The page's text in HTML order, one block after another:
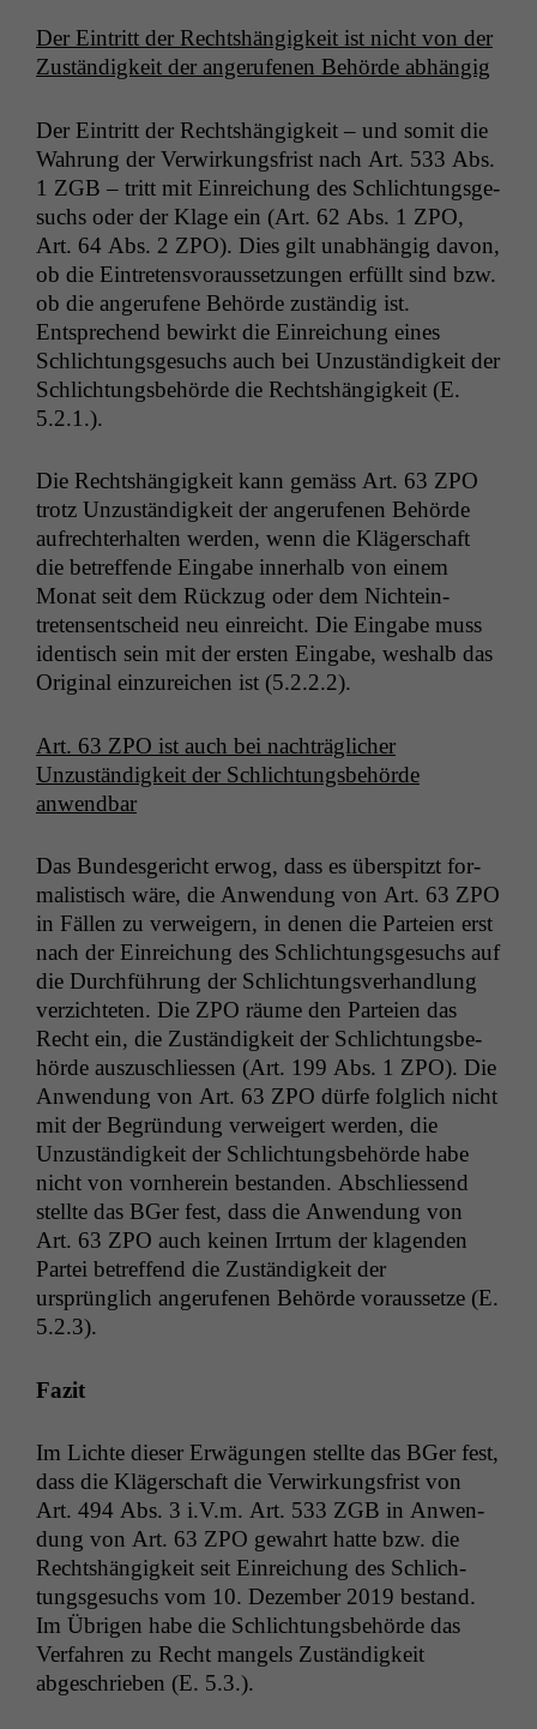
Der Ein­tritt der Recht­shängigkeit ist nicht von der
Zuständigkeit der angerufe­nen Behörde abhängig
Der Ein­tritt der Recht­shängigkeit – und somit die
Wahrung der Ver­wirkungs­frist nach Art. 533 Abs.
1 ZGB – tritt mit Ein­re­ichung des Schlich­tungs­ge­
suchs oder der Klage ein (Art. 62 Abs. 1 ZPO,
Art. 64 Abs. 2 ZPO). Dies gilt unab­hängig davon,
ob die Ein­tretensvo­raus­set­zun­gen erfüllt sind bzw.
ob die angerufene Behörde zuständig ist.
Entsprechend bewirkt die Ein­re­ichung eines
Schlich­tungs­ge­suchs auch bei Unzuständigkeit der
Schlich­tungs­be­hörde die Recht­shängigkeit (E.
5.2.1.).
Die Recht­shängigkeit kann gemäss Art. 63 ZPO
trotz Unzuständigkeit der angerufe­nen Behörde
aufrechter­hal­ten wer­den, wenn die Kläger­schaft
die betr­e­f­fende Eingabe inner­halb von einem
Monat seit dem Rück­zug oder dem Nichtein­
tretensentscheid neu ein­re­icht. Die Eingabe muss
iden­tisch sein mit der ersten Eingabe, weshalb das
Orig­i­nal einzure­ichen ist (5.2.2.2).
Art. 63 ZPO ist auch bei nachträglich­er
Unzuständigkeit der Schlich­tungs­be­hörde
anwendbar
Das Bun­des­gericht erwog, dass es über­spitzt for­
mal­is­tisch wäre, die Anwen­dung von Art. 63 ZPO
in Fällen zu ver­weigern, in denen die Parteien erst
nach der Ein­re­ichung des Schlich­tungs­ge­suchs auf
die Durch­führung der Schlich­tungsver­hand­lung
verzichteten. Die ZPO räume den Parteien das
Recht ein, die Zuständigkeit der Schlich­tungs­be­
hörde auszuschliessen (Art. 199 Abs. 1 ZPO). Die
Anwen­dung von Art. 63 ZPO dürfe fol­glich nicht
mit der Begrün­dung ver­weigert wer­den, die
Unzuständigkeit der Schlich­tungs­be­hörde habe
nicht von vorn­here­in bestanden. Abschliessend
stellte das BGer fest, dass die Anwen­dung von
Art. 63 ZPO auch keinen Irrtum der kla­gen­den
Partei betr­e­f­fend die Zuständigkeit der
ursprünglich angerufe­nen Behörde voraus­set­ze (E.
5.2.3).
Faz­it
Im Lichte dieser Erwä­gun­gen stellte das BGer fest,
dass die Kläger­schaft die Ver­wirkungs­frist von
Art. 494 Abs. 3 i.V.m. Art. 533 ZGB in Anwen­
dung von Art. 63 ZPO gewahrt hat­te bzw. die
Recht­shängigkeit seit Ein­re­ichung des Schlich­
tungs­ge­suchs vom 10. Dezem­ber 2019 bestand.
Im Übri­gen habe die Schlich­tungs­be­hörde das
Ver­fahren zu Recht man­gels Zuständigkeit
abgeschrieben (E. 5.3.).
optional, es
braucht sie,
damit die
Website
korrekt
angezeigt
werden kann.
Statistiken